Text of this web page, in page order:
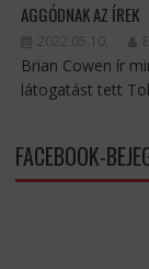
AGGÓDNAK AZ ÍREK
2022.05.10.
Brian Cowen ír
látogatást tett
FACEBOOK-